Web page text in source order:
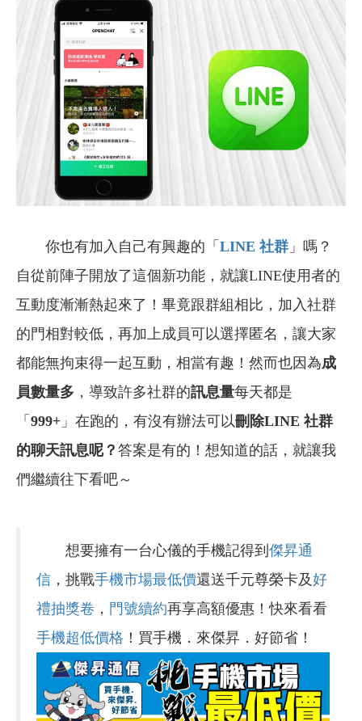
你也有加入自己有興趣的「 LINE 社群 」嗎？
自從前陣子開放了這個新功能，就讓LINE使用者的
互動度漸漸熱起來了！畢竟跟群組相比，加入社群
的門相對較低，再加上成員可以選擇匿名，讓大家
都能無拘束得一起互動，相當有趣！然而也因為成
員數量多 ，導致許多社群的訊息量每天都是
「 999+ 」在跑的，有沒有辦法可以刪除LINE 社群
的聊天訊息呢？ 答案是有的！想知道的話，就讓我
們繼續往下看吧～
想要擁有一台心儀的手機記得到 傑昇通
信 ，挑戰手機市場最低價還送千元尊榮卡及好
禮抽獎卷 ， 門號續約再享高額優惠！快來看看
手機超低價格 ！買手機．來傑昇．好節省！